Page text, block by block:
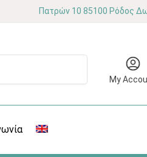
Πατρών 10 85100 Ρόδος
My